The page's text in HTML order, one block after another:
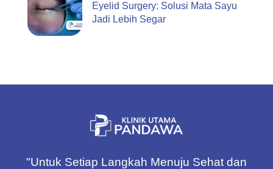
Eyelid Surgery: Solusi Mata Sayu
Jadi Lebih Segar
"Untuk Setiap Langkah Menuju Sehat dan